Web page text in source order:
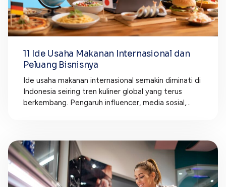
11 Ide Usaha Makanan Internasional dan
Peluang Bisnisnya
Ide usaha makanan internasional semakin diminati di
Indonesia seiring tren kuliner global yang terus
berkembang. Pengaruh influencer, media sosial,...